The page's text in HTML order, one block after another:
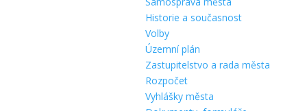
Historie a současnost
Volby
Územní plán
Zastupitelstvo a rada města
Rozpočet
Vyhlášky města